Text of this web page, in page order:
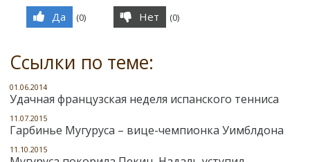
Да (0) Нет (0)
Ссылки по теме:
01.06.2014
Удачная французская неделя испанского тенниса
11.07.2015
Гарбинье Мугуруса – вице-чемпионка Уимблдона
11.10.2015